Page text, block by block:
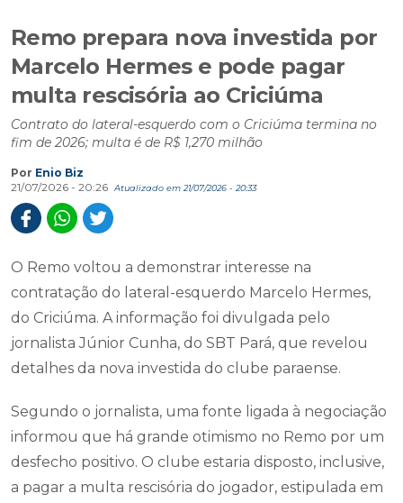
Remo prepara nova investida por
Marcelo Hermes e pode pagar
multa rescisória ao Criciúma
Contrato do lateral-esquerdo com o Criciúma termina no
fim de 2026; multa é de R$ 1,270 milhão
Por Enio Biz
21/07/2026 - 20:26
Atualizado em 21/07/2026 - 20:33
O Remo voltou a demonstrar interesse na
contratação do lateral-esquerdo Marcelo Hermes,
do Criciúma. A informação foi divulgada pelo
jornalista Júnior Cunha, do SBT Pará, que revelou
detalhes da nova investida do clube paraense.
Segundo o jornalista, uma fonte ligada à negociação
informou que há grande otimismo no Remo por um
desfecho positivo. O clube estaria disposto, inclusive,
a pagar a multa rescisória do jogador, estipulada em